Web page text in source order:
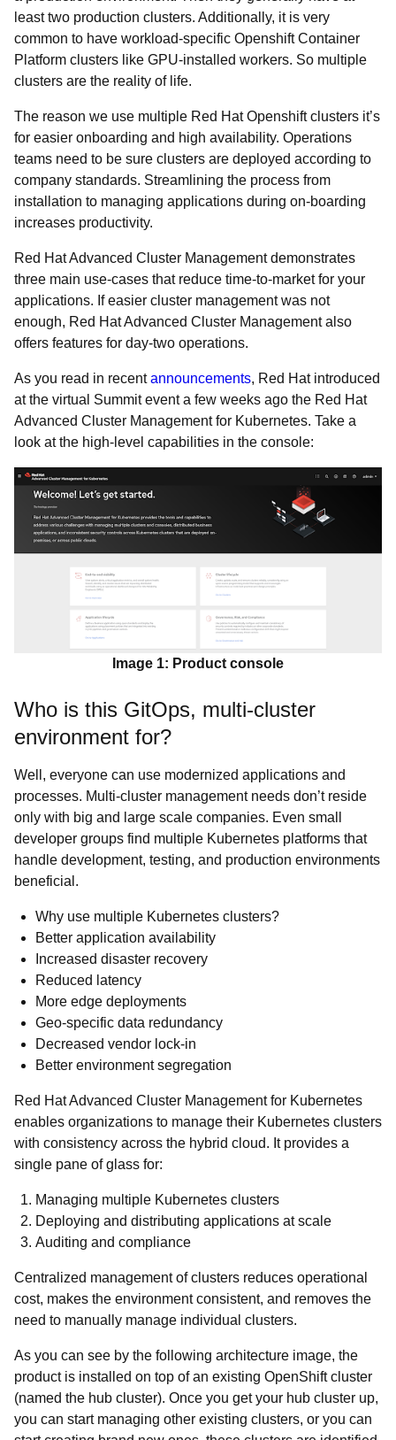
least two production clusters. Additionally, it is very
common to have workload-specific Openshift Container
Platform clusters like GPU-installed workers. So multiple
clusters are the reality of life.
The reason we use multiple Red Hat Openshift clusters it’s
for easier onboarding and high availability. Operations
teams need to be sure clusters are deployed according to
company standards. Streamlining the process from
installation to managing applications during on-boarding
increases productivity.
Red Hat Advanced Cluster Management demonstrates
three main use-cases that reduce time-to-market for your
applications. If easier cluster management was not
enough, Red Hat Advanced Cluster Management also
offers features for day-two operations.
As you read in recent announcements, Red Hat introduced
at the virtual Summit event a few weeks ago the Red Hat
Advanced Cluster Management for Kubernetes. Take a
look at the high-level capabilities in the console:
Image 1: Product console
Who is this GitOps, multi-cluster
environment for?
Well, everyone can use modernized applications and
processes. Multi-cluster management needs don’t reside
only with big and large scale companies. Even small
developer groups find multiple Kubernetes platforms that
handle development, testing, and production environments
beneficial.
Why use multiple Kubernetes clusters?
Better application availability
Increased disaster recovery
Reduced latency
More edge deployments
Geo-specific data redundancy
Decreased vendor lock-in
Better environment segregation
Red Hat Advanced Cluster Management for Kubernetes
enables organizations to manage their Kubernetes clusters
with consistency across the hybrid cloud. It provides a
single pane of glass for:
Managing multiple Kubernetes clusters
Deploying and distributing applications at scale
Auditing and compliance
Centralized management of clusters reduces operational
cost, makes the environment consistent, and removes the
need to manually manage individual clusters.
As you can see by the following architecture image, the
product is installed on top of an existing OpenShift cluster
(named the hub cluster). Once you get your hub cluster up,
you can start managing other existing clusters, or you can